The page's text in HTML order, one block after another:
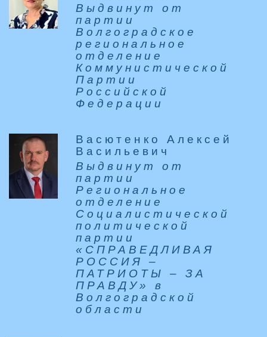
Выдвинут от
партии
Волгоградское
региональное
отделение
Коммунистической
Партии
Российской
Федерации
Васютенко Алексей
Васильевич
Выдвинут от
партии
Региональное
отделение
Социалистической
политической
партии
«СПРАВЕДЛИВАЯ
РОССИЯ –
ПАТРИОТЫ – ЗА
ПРАВДУ» в
Волгоградской
области